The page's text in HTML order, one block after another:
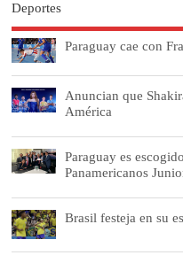
Deportes
Paraguay cae con
Anuncian que
América
Paraguay es
Panamericanos
Brasil festeja en su